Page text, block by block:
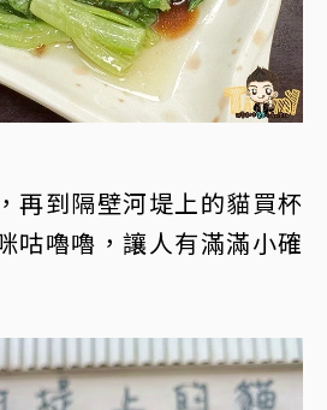
再到隔壁河堤上的貓買杯
咕嚕嚕，讓人有滿滿小確